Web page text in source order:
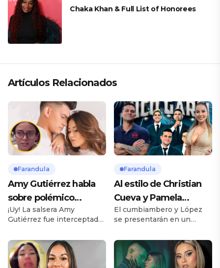
Chaka Khan & Full List of Honorees
Artículos Relacionados
Farandula
Amy Gutiérrez habla
sobre polémico
romance con pareja
de su ex bailarina
¡Uy! La salsera Amy
Gutiérrez fue interceptada
fuego” y respondió a las
inquietudes. Te puede
interesar Dayanita sufre
Farandula
Al estilo de Christian
Cueva y Pamela
Franco, Pamela López
y Christian Domínguez
animarán show del
Garcilaso
El cumbiambero y López
se presentarán en un
deportivo, tal cual lo hizo
Pamela Franco para el
equipo de Christian Cueva,